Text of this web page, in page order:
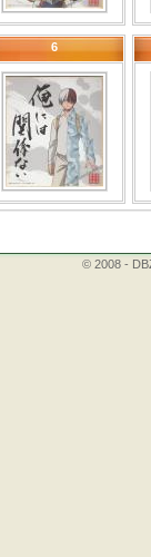
6
© 2008 -